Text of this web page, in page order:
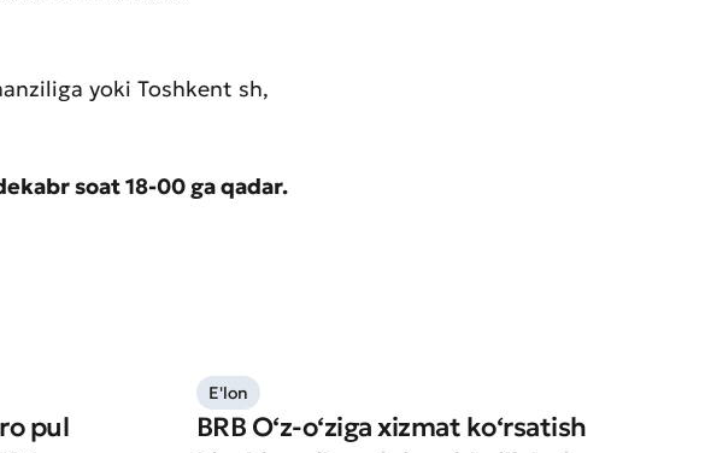
yoki Toshkent sh,
soat 18-00 ga qadar.
pul
E'lon
BRB O‘z-o‘ziga xizmat ko‘rsatish